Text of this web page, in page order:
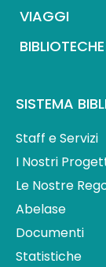
VIAGGI
BIBLIOTECHE
SISTEMA
Staff e Servizi
I Nostri
Le Nostre
Abelase
Documenti
Statistiche